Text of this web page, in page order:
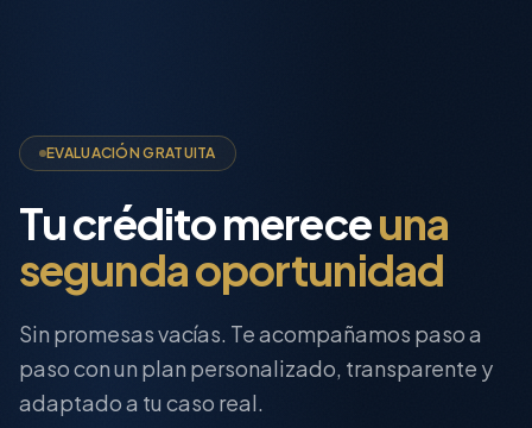
EVALUACIÓN GRATUITA
Tu crédito mereceuna
segunda oportunidad
Sin promesas vacías. Te acompañamos paso a
paso con un plan personalizado, transparente y
adaptado a tu caso real.